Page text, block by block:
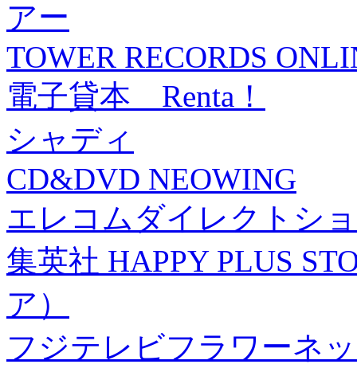
アー
TOWER RECORDS
電子貸本 Renta！
シャディ
CD&DVD NEOWING
エレコムダイレクトシ
集英社 HAPPY PLUS
ア）
フジテレビフラワーネ